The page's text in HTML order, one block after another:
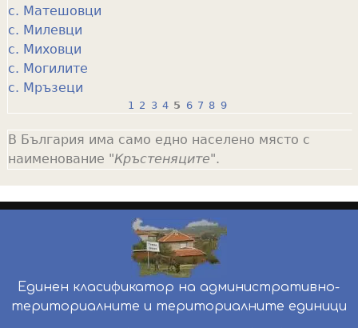
с. Матешовци
с. Милевци
с. Миховци
с. Могилите
с. Мръзеци
a
g
e
1 2 3 4 5 6 7 8 9
В България има само едно населено място с
наименование "Кръстеняците".
Единен класификатор на административно-
териториалните и териториалните единици